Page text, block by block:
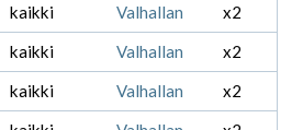
kaikki Valhallan
x2
kaikki Valhallan
x2
kaikki Valhallan
x2